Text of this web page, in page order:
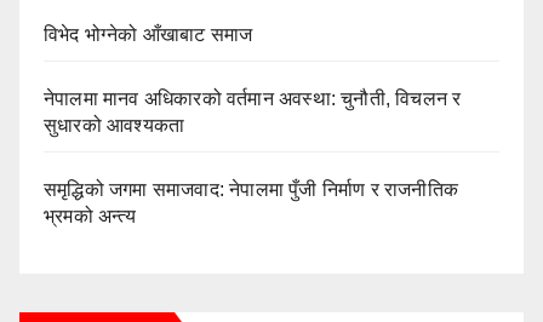
विभेद भोग्नेको आँखाबाट समाज
नेपालमा मानव अधिकारको वर्तमान अवस्था: चुनौती, विचलन र
सुधारको आवश्यकता
समृद्धिको जगमा समाजवाद: नेपालमा पुँजी निर्माण र राजनीतिक
भ्रमको अन्त्य